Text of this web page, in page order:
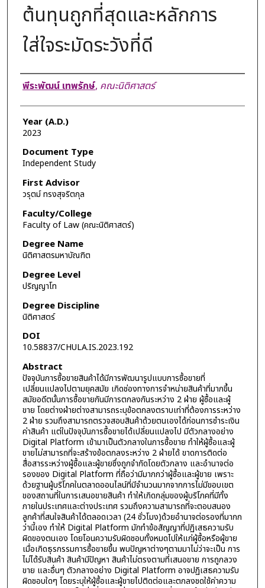
ต้นทุนถูกที่สุดและหลักการ
ใส่ใจระมัดระวังที่ดี
Author
พีระพัฒน์ เทพรักษ์, คณะนิติศาสตร์
Year (A.D.)
2023
Document Type
Independent Study
First Advisor
วรุตม์ ทรงสุจริตกุล
Faculty/College
Faculty of Law (คณะนิติศาสตร์)
Degree Name
นิติศาสตรมหาบัณฑิต
Degree Level
ปริญญาโท
Degree Discipline
นิติศาสตร์
DOI
10.58837/CHULA.IS.2023.192
Abstract
ปัจจุบันการซื้อขายสินค้าได้มีการพัฒนารูปแบบการซื้อขายที่
เปลี่ยนแปลงไปตามยุคสมัย เกิดช่องทางการจำหน่ายสินค้าที่มากขึ้น
สมัยอดีตนั้นการซื้อขายกันมีการตกลงกันระหว่าง 2 ฝ่าย ผู้ซื้อและผู้
ขาย โดยต่างฝ่ายต่างสามารถระบุข้อตกลงตราบเท่าที่ต้องการระหว่าง
2 ฝ่าย รวมถึงสามารถตรวจสอบสินค้าด้วยตนเองได้ก่อนการชำระเงิน
ค่าสินค้า แต่ในปัจจุบันการซื้อขายได้เปลี่ยนแปลงไป มีตัวกลางอย่าง
Digital Platform เข้ามาเป็นตัวกลางในการซื้อขาย ทำให้ผู้ซื้อและผู้
ขายไม่สามารถที่จะสร้างข้อตกลงระหว่าง 2 ฝ่ายได้ ขาดการติดต่อ
สื่อสารระหว่างผู้ซื้อและผู้ขายซึ่งถูกจำกัดโดยตัวกลาง และอำนาจต่อ
รองของ Digital Platform ที่ถือว่ามีมากกว่าผู้ซื้อและผู้ขาย เพราะ
ด้วยฐานผู้บริโภคในตลาดออนไลน์ที่มีจำนวนมากจากการไม่มีขอบเขต
ของสถานที่ในการเสนอขายสินค้า ทำให้เกิดกลุ่มของผู้บริโภคที่มีทั้ง
ภายในประเทศและต่างประเทศ รวมถึงความสามารถที่จะตอบสนอง
ลูกค้าที่สนใจสินค้าได้ตลอดเวลา (24 ชั่วโมง)ด้วยอำนาจต่อรองที่มากก
ว่านี้เอง ทำให้ Digital Platform มักทำข้อสัญญาที่ปฏิเสธความรับ
ผิดของตนเอง โดยโอนความรับผิดชอบทั้งหมดไปให้แก่ผู้ซื้อหรือผู้ขาย
เมื่อเกิดธุรกรรมการซื้อขายขึ้น พบปัญหาต่างๆตามมาไม่ว่าจะเป็น การ
ไม่ได้รับสินค้า สินค้ามีปัญหา สินค้าไม่ตรงตามที่เสนอขาย การถูกลวง
ขาย และอื่นๆ ตัวกลางอย่าง Digital Platform อาจปฏิเสธความรับ
ผิดชอบใดๆ โดยระบุให้ผู้ซื้อและผู้ขายไปติดต่อและตกลงชดใช้ค่าความ